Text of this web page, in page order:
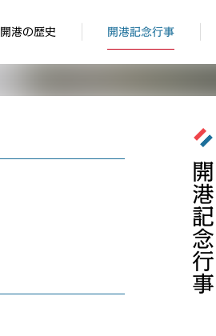
港の歴史 開港記念行事
開港記念行事